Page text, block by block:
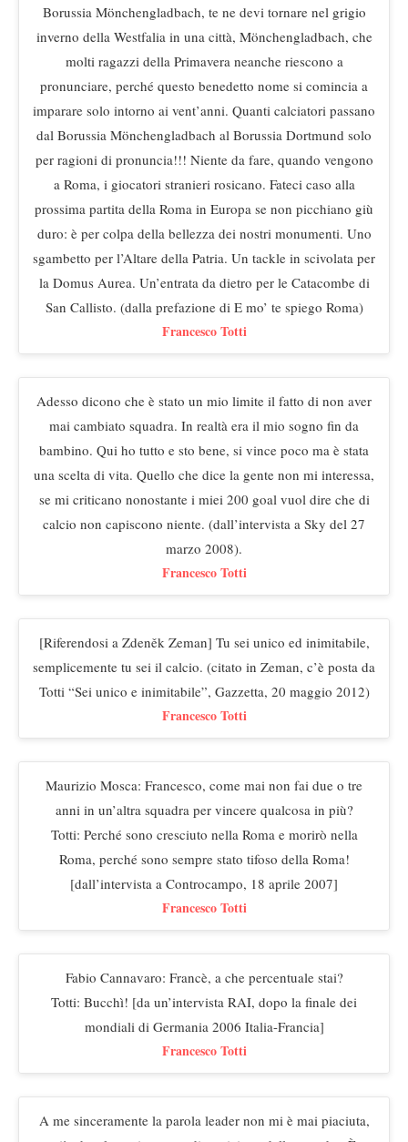
Borussia Mönchengladbach, te ne devi tornare nel grigio
inverno della Westfalia in una città, Mönchengladbach, che
molti ragazzi della Primavera neanche riescono a
pronunciare, perché questo benedetto nome si comincia a
imparare solo intorno ai vent’anni. Quanti calciatori passano
dal Borussia Mönchengladbach al Borussia Dortmund solo
per ragioni di pronuncia!!! Niente da fare, quando vengono
a Roma, i giocatori stranieri rosicano. Fateci caso alla
prossima partita della Roma in Europa se non picchiano giù
duro: è per colpa della bellezza dei nostri monumenti. Uno
sgambetto per l’Altare della Patria. Un tackle in scivolata per
la Domus Aurea. Un’entrata da dietro per le Catacombe di
San Callisto. (dalla prefazione di E mo’ te spiego Roma)
Francesco Totti
Adesso dicono che è stato un mio limite il fatto di non aver
mai cambiato squadra. In realtà era il mio sogno fin da
bambino. Qui ho tutto e sto bene, si vince poco ma è stata
una scelta di vita. Quello che dice la gente non mi interessa,
se mi criticano nonostante i miei 200 goal vuol dire che di
calcio non capiscono niente. (dall’intervista a Sky del 27
marzo 2008).
Francesco Totti
[Riferendosi a Zdeněk Zeman] Tu sei unico ed inimitabile,
semplicemente tu sei il calcio. (citato in Zeman, c’è posta da
Totti “Sei unico e inimitabile”, Gazzetta, 20 maggio 2012)
Francesco Totti
Maurizio Mosca: Francesco, come mai non fai due o tre
anni in un’altra squadra per vincere qualcosa in più?
Totti: Perché sono cresciuto nella Roma e morirò nella
Roma, perché sono sempre stato tifoso della Roma!
[dall’intervista a Controcampo, 18 aprile 2007]
Francesco Totti
Fabio Cannavaro: Francè, a che percentuale stai?
Totti: Bucchì! [da un’intervista RAI, dopo la finale dei
mondiali di Germania 2006 Italia-Francia]
Francesco Totti
A me sinceramente la parola leader non mi è mai piaciuta,